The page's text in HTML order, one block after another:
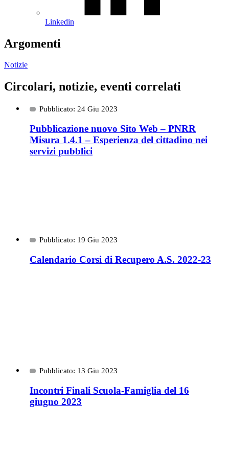
Linkedin
Argomenti
Notizie
Circolari, notizie, eventi correlati
Pubblicato: 24 Giu 2023
Pubblicazione nuovo Sito Web – PNRR
Misura 1.4.1 – Esperienza del cittadino nei
servizi pubblici
Pubblicato: 19 Giu 2023
Calendario Corsi di Recupero A.S. 2022-23
Pubblicato: 13 Giu 2023
Incontri Finali Scuola-Famiglia del 16
giugno 2023